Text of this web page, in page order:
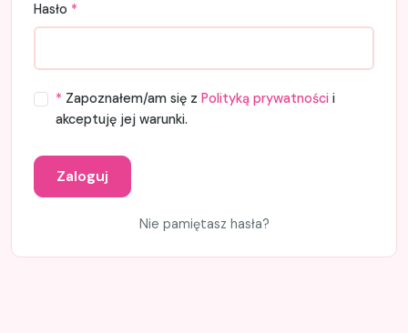
Hasło *
* Zapoznałem/am się z Polityką prywatności i
akceptuję jej warunki.
Zaloguj
Nie pamiętasz hasła?